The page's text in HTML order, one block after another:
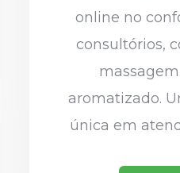
online no
consultórios,
aromatizado.
única em